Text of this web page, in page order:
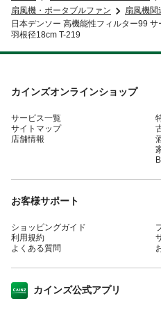
扇風機・ポータブルファン
扇風機関
日本デンソー 高機能性フィルター99
羽根径18cm T-219
カインズオンラインショップ
サービス一覧
サイトマップ
店舗情報
お客様サポート
ショッピングガイド
利用規約
よくある質問
カインズ公式アプリ